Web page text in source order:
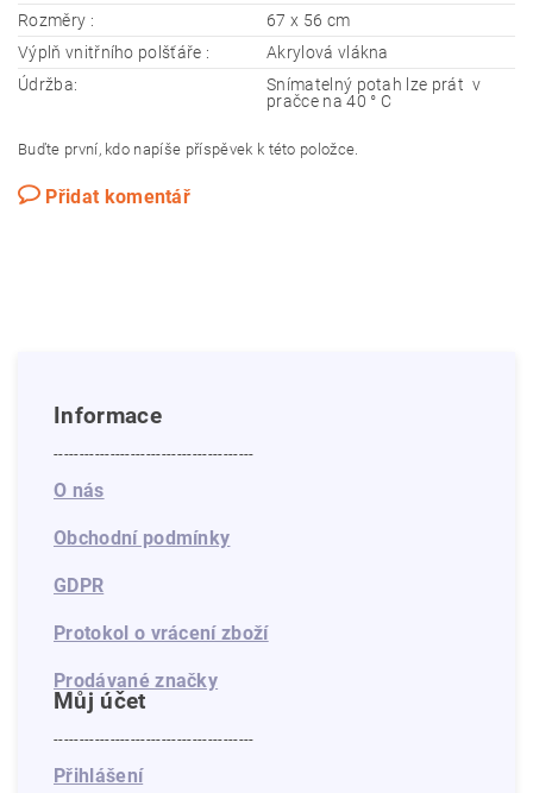
Rozměry :
67 x 56 cm
Výplň vnitřního polšťáře :
Akrylová vlákna
Údržba:
Snímatelný potah lze prát v
pračce na 40 ° C
Buďte první, kdo napíše příspěvek k této položce.
Přidat komentář
Informace
---------------------------------------
O nás
Obchodní podmínky
GDPR
Protokol o vrácení zboží
Prodávané značky
Můj účet
---------------------------------------
Přihlášení